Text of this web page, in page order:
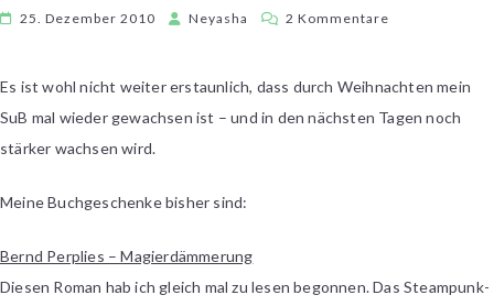
25. Dezember 2010 Neyasha 2 Kommentare
Zuwachs
Es ist wohl nicht weiter erstaunlich, dass durch Weihnachten mein
SuB mal wieder gewachsen ist – und in den nächsten Tagen noch
stärker wachsen wird.
Meine Buchgeschenke bisher sind:
Bernd Perplies – Magierdämmerung
Diesen Roman hab ich gleich mal zu lesen begonnen. Das Steampunk-